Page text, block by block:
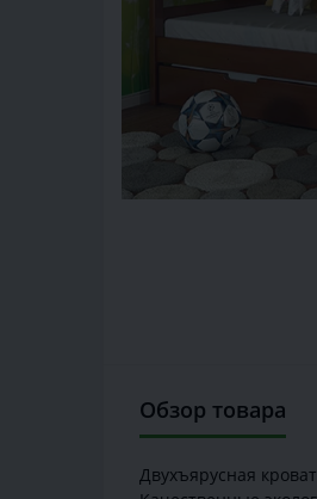
Обзор товара
Двухъярусная